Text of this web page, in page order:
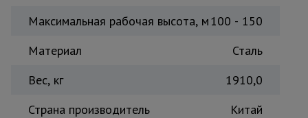
Максимальная рабочая высота, м100 - 150
Материал
Сталь
Вес, кг
1910,0
Страна производитель
Китай